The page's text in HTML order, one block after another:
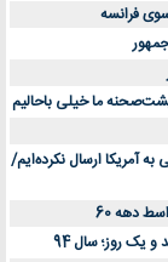
۱۲ مدل برتر
فرانسه
آمریکا ارسال نکرده‌ایم/
دهه 60
یک روز؛ سال 94